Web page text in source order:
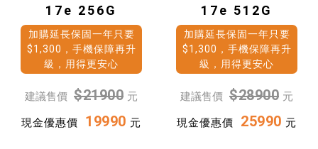
17e 256G
加購延長保固一年只要
$1,300，手機保障再升
級，用得更安心
建議售價 $21900 元
現金優惠價 19990 元
17e 512G
加購延長保固一年只要
$1,300，手機保障再升
級，用得更安心
建議售價 $28900 元
現金優惠價 25990 元